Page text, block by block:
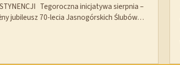
Tegoroczna inicjatywa sierpnia –
jubileusz 70-lecia Jasnogórskich Ślubów…